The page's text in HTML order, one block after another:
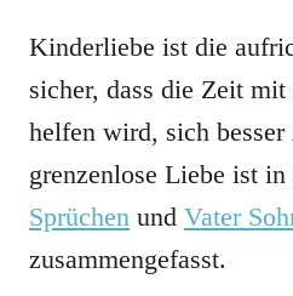
Kinderliebe ist die
sicher, dass die Zeit
helfen wird, sich
grenzenlose Liebe ist in
Sprüchen und Vater
zusammengefasst.